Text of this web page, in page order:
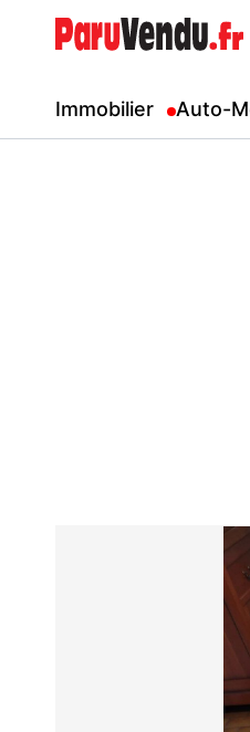
Immobilier Auto-